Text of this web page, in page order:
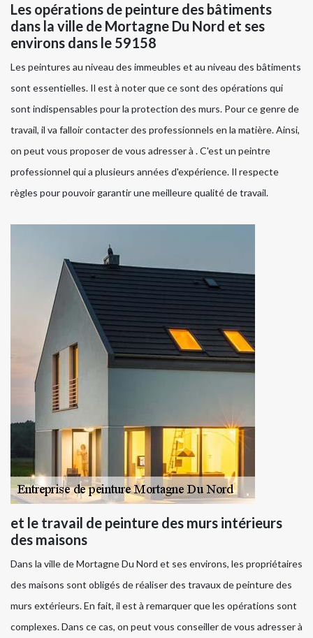
Les opérations de peinture des bâtiments
dans la ville de Mortagne Du Nord et ses
environs dans le 59158
Les peintures au niveau des immeubles et au niveau des bâtiments
sont essentielles. Il est à noter que ce sont des opérations qui
sont indispensables pour la protection des murs. Pour ce genre de
travail, il va falloir contacter des professionnels en la matière. Ainsi,
on peut vous proposer de vous adresser à . C'est un peintre
professionnel qui a plusieurs années d'expérience. Il respecte
règles pour pouvoir garantir une meilleure qualité de travail.
et le travail de peinture des murs intérieurs
des maisons
Dans la ville de Mortagne Du Nord et ses environs, les propriétaires
des maisons sont obligés de réaliser des travaux de peinture des
murs extérieurs. En fait, il est à remarquer que les opérations sont
complexes. Dans ce cas, on peut vous conseiller de vous adresser à